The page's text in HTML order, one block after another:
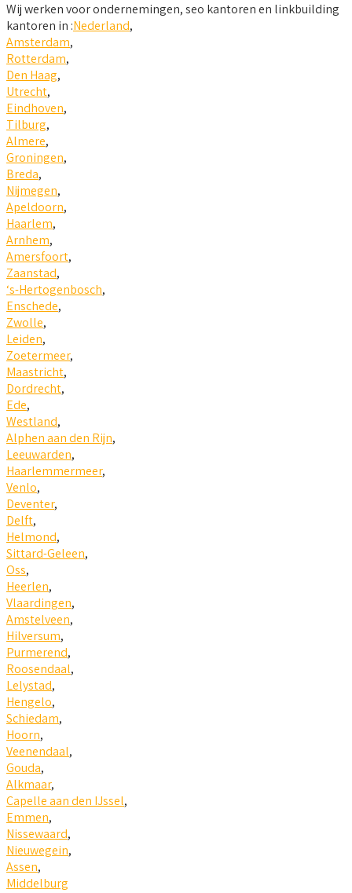
Wij werken voor ondernemingen, seo kantoren en linkbuilding
kantoren in :Nederland,
Amsterdam,
Rotterdam,
Den Haag,
Utrecht,
Eindhoven,
Tilburg,
Almere,
Groningen,
Breda,
Nijmegen,
Apeldoorn,
Haarlem,
Arnhem,
Amersfoort,
Zaanstad,
‘s-Hertogenbosch,
Enschede,
Zwolle,
Leiden,
Zoetermeer,
Maastricht,
Dordrecht,
Ede,
Westland,
Alphen aan den Rijn,
Leeuwarden,
Haarlemmermeer,
Venlo,
Deventer,
Delft,
Helmond,
Sittard-Geleen,
Oss,
Heerlen,
Vlaardingen,
Amstelveen,
Hilversum,
Purmerend,
Roosendaal,
Lelystad,
Hengelo,
Schiedam,
Hoorn,
Veenendaal,
Gouda,
Alkmaar,
Capelle aan den IJssel,
Emmen,
Nissewaard,
Nieuwegein,
Assen,
Middelburg